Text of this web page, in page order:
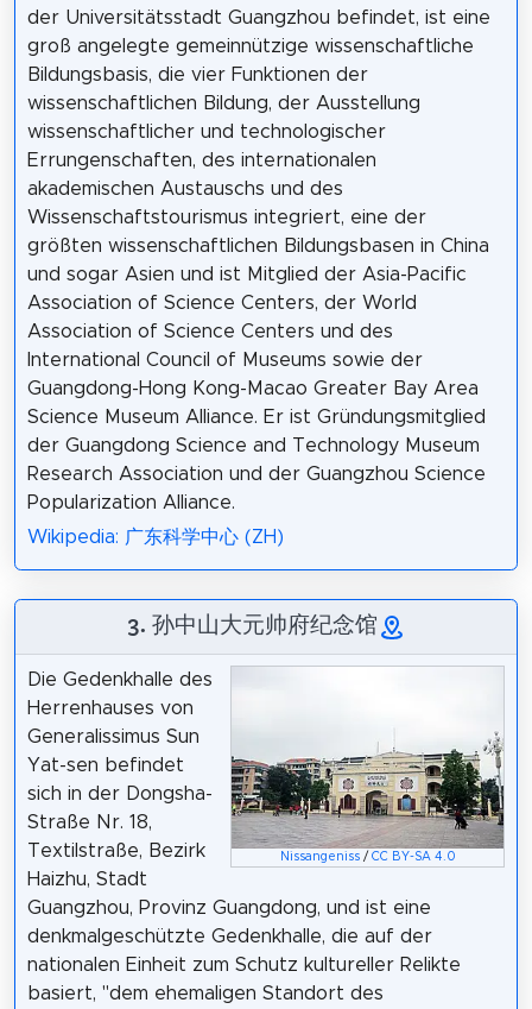
der Universitätsstadt Guangzhou befindet, ist eine
groß angelegte gemeinnützige wissenschaftliche
Bildungsbasis, die vier Funktionen der
wissenschaftlichen Bildung, der Ausstellung
wissenschaftlicher und technologischer
Errungenschaften, des internationalen
akademischen Austauschs und des
Wissenschaftstourismus integriert, eine der
größten wissenschaftlichen Bildungsbasen in China
und sogar Asien und ist Mitglied der Asia-Pacific
Association of Science Centers, der World
Association of Science Centers und des
International Council of Museums sowie der
Guangdong-Hong Kong-Macao Greater Bay Area
Science Museum Alliance. Er ist Gründungsmitglied
der Guangdong Science and Technology Museum
Research Association und der Guangzhou Science
Popularization Alliance.
Wikipedia: 广东科学中心 (ZH)
3. 孙中山大元帅府纪念馆
Nissangeniss/ CC BY-SA 4.0
Die Gedenkhalle des
Herrenhauses von
Generalissimus Sun
Yat-sen befindet
sich in der Dongsha-
Straße Nr. 18,
Textilstraße, Bezirk
Haizhu, Stadt
Guangzhou, Provinz Guangdong, und ist eine
denkmalgeschützte Gedenkhalle, die auf der
nationalen Einheit zum Schutz kultureller Relikte
basiert, "dem ehemaligen Standort des